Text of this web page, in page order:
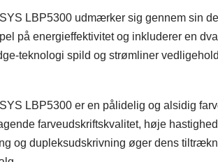
LBP5300 udmærker sig gennem sin
på energieffektivitet og inkluderer en
teknologi spild og strømliner
LBP5300 er en pålidelig og alsidig
farveudskriftskvalitet, høje
og dupleksudskrivning øger dens